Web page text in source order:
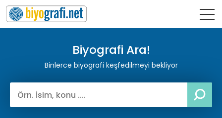
Biyografi Ara!
Binlerce biyografi keşfedilmeyi bekliyor